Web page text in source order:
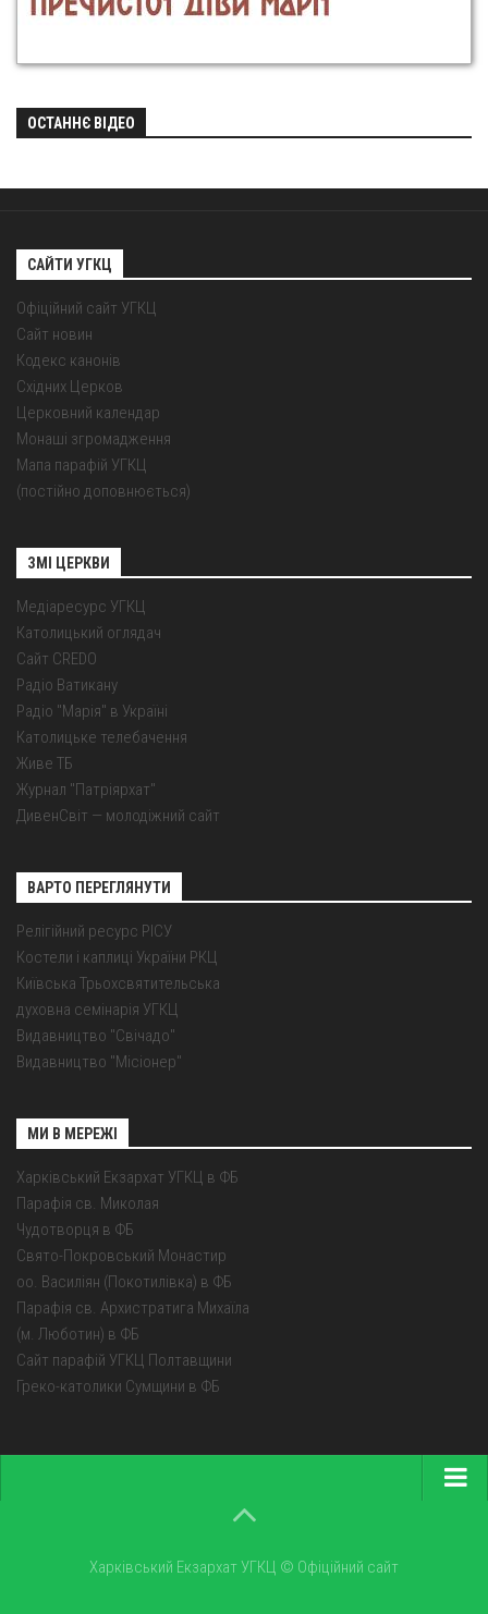
ОСТАННЄ ВІДЕО
САЙТИ УГКЦ
Офіційний сайт УГКЦ
Сайт новин
Кодекс канонів
Східних Церков
Церковний календар
Монаші згромадження
Мапа парафій УГКЦ
(постійно доповнюється)
ЗМІ ЦЕРКВИ
Медіаресурс УГКЦ
Католицький оглядач
Сайт CREDO
Радіо Ватикану
Радіо "Марія" в Україні
Католицьке телебачення
Живе ТБ
Журнал "Патріярхат"
ДивенСвіт — молодіжний сайт
ВАРТО ПЕРЕГЛЯНУТИ
Релігійний ресурс РІСУ
Костели і каплиці України РКЦ
Київська Трьохсвятительська
духовна семінарія УГКЦ
Видавництво "Свічадо"
Видавництво "Місіонер"
МИ В МЕРЕЖІ
Харківський Екзархат УГКЦ в ФБ
Парафія св. Миколая
Чудотворця в ФБ
Свято-Покровський Монастир
оо. Василіян (Покотилівка) в ФБ
Парафія св. Архистратига Михаїла
(м. Люботин) в ФБ
Сайт парафій УГКЦ Полтавщини
Греко-католики Сумщини в ФБ
Про екзархатХарківський Екзархат УГКЦ © Офіційний сайт